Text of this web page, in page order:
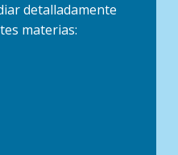
detalladamente
materias: